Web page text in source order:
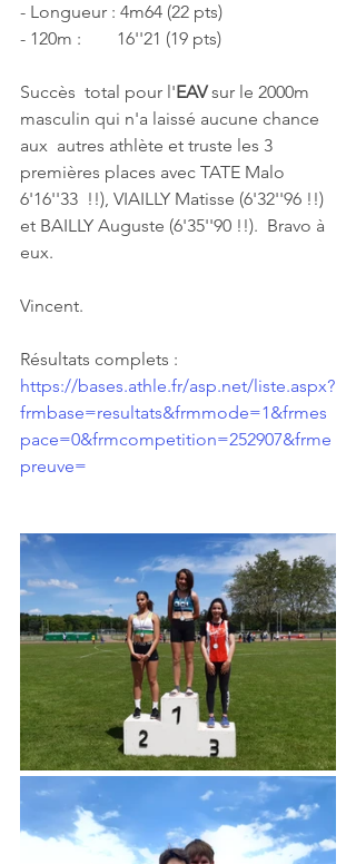
- Longueur : 4m64 (22 pts)
- 120m :        16''21 (19 pts)
Succès  total pour l'EAV sur le 2000m
masculin qui n'a laissé aucune chance
aux  autres athlète et truste les 3
premières places avec TATE Malo
6'16''33  !!), VIAILLY Matisse (6'32''96 !!)
et BAILLY Auguste (6'35''90 !!).  Bravo à
eux.
Vincent.
Résultats complets :
https://bases.athle.fr/asp.net/liste.aspx?
frmbase=resultats&frmmode=1&frmes
pace=0&frmcompetition=252907&frme
preuve=